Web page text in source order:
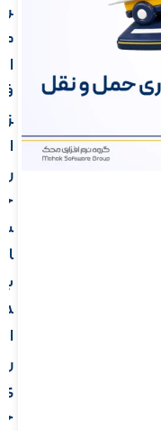
ر
م
ا
ف
ز
ا
ر
ح
س
ا
ب
د
ا
ر
ی
ح